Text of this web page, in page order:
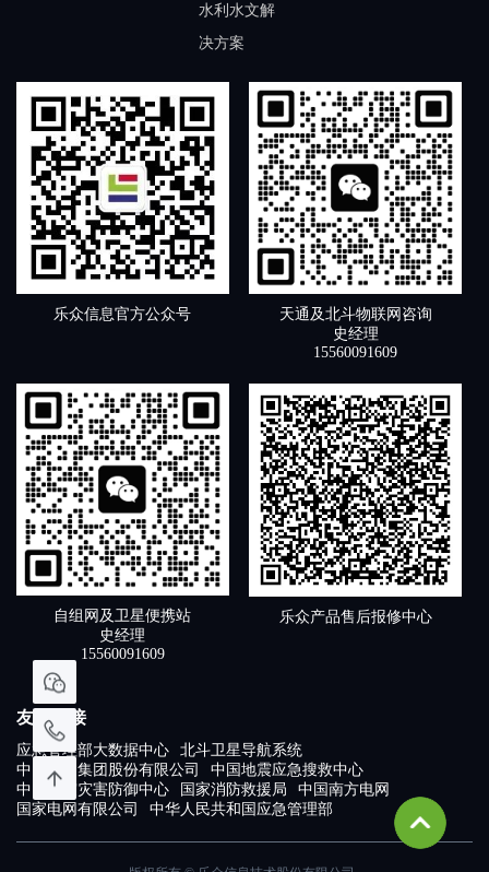
水利水文解
决方案
乐众信息官方公众号
天通及北斗物联网咨询
史经理
15560091609
自组网及卫星便携站
史经理
15560091609
乐众产品售后报修中心
友情链接
应急管理部大数据中心
北斗卫星导航系统
中国卫通集团股份有限公司
中国地震应急搜救中心
中国地震灾害防御中心
国家消防救援局
中国南方电网
国家电网有限公司
中华人民共和国应急管理部